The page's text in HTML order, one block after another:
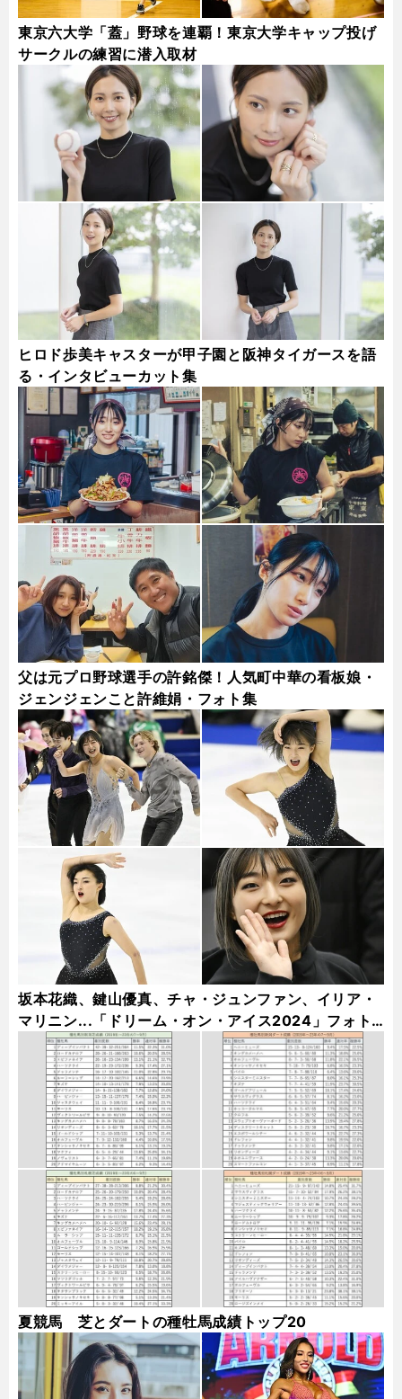
東京六大学「蓋」野球を連覇！東京大学キャップ投げ
サークルの練習に潜入取材
ヒロド歩美キャスターが甲子園と阪神タイガースを語
る・インタビューカット集
父は元プロ野球選手の許銘傑！人気町中華の看板娘・
ジェンジェンこと許維娟・フォト集
坂本花織、鍵山優真、チャ・ジュンファン、イリア・
マリニン...「ドリーム・オン・アイス2024」フォト
ギャラリー
夏競馬 芝とダートの種牡馬成績トップ20